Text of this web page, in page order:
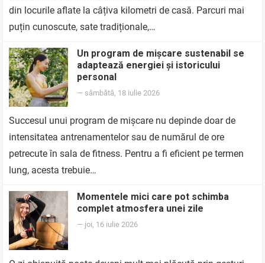
din locurile aflate la câțiva kilometri de casă. Parcuri mai
puțin cunoscute, sate tradiționale,…
Un program de mișcare sustenabil se
adaptează energiei și istoricului
personal
— sâmbătă, 18 iulie 2026
Succesul unui program de mișcare nu depinde doar de
intensitatea antrenamentelor sau de numărul de ore
petrecute în sala de fitness. Pentru a fi eficient pe termen
lung, acesta trebuie…
Momentele mici care pot schimba
complet atmosfera unei zile
— joi, 16 iulie 2026